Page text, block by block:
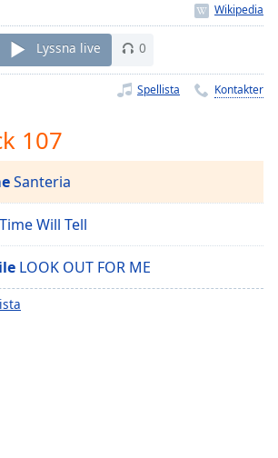
Lyssna live 0
Spellista Kontakter
107
Santeria
Time Will Tell
LOOK OUT FOR ME